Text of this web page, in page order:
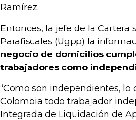
Ramírez.
Entonces, la jefe de la Cartera
Parafiscales (Ugpp) la
negocio de domicilios
trabajadores como
“Como son independientes, lo
Colombia todo trabajador
Integrada de Liquidación de